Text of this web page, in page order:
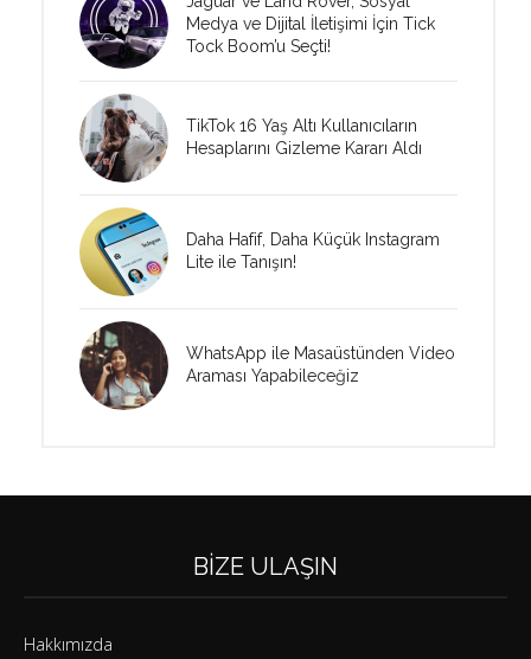
Medya ve Dijital İletişimi İçin Tick
Tock Boom’u Seçti!
TikTok 16 Yaş Altı Kullanıcıların
Hesaplarını Gizleme Kararı Aldı
Daha Hafif, Daha Küçük Instagram
Lite ile Tanışın!
WhatsApp ile Masaüstünden Video
Araması Yapabileceğiz
BIZE ULAŞIN
Hakkımızda